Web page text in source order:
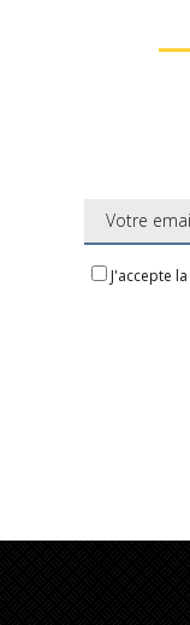
J'accepte la